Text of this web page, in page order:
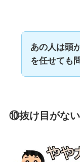
あの人は頭
を任せても
⑩抜け目がない